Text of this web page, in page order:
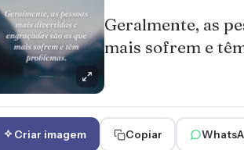
Geralmente, as
mais sofrem e
Criar imagem Copiar